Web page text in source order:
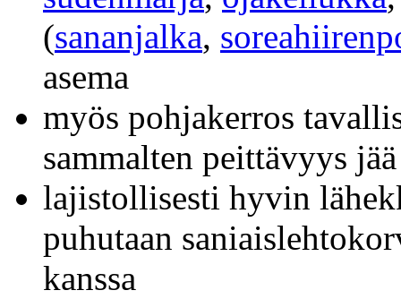
(sananjalka,
asema
myös pohjakerros
sammalten peittävyys
lajistollisesti hyvin
puhutaan
kanssa